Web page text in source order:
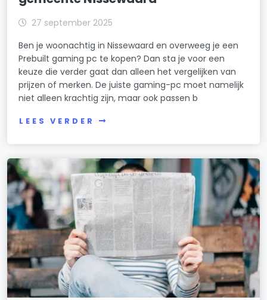
27 september 2025
Ben je woonachtig in Nissewaard en overweeg je een
Prebuilt gaming pc te kopen? Dan sta je voor een
keuze die verder gaat dan alleen het vergelijken van
prijzen of merken. De juiste gaming-pc moet namelijk
niet alleen krachtig zijn, maar ook passen b
LEES VERDER